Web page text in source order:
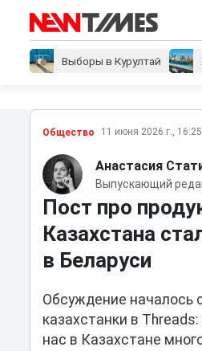
Выборы в Курултай
Общество 11 июня 2026 г., 16:25
Анастасия
Выпускающий
Пост про
Казахстана
в Беларуси
Обсуждение началось
казахстанки в
нас в Казахстане